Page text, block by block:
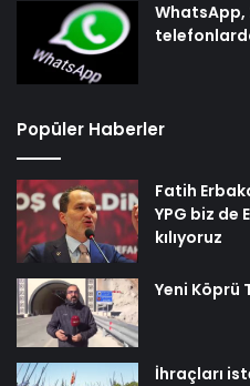
WhatsApp,
Popüler Haberler
Fatih
YPG biz de
kılıyoruz
Yeni Köprü
İhraçları